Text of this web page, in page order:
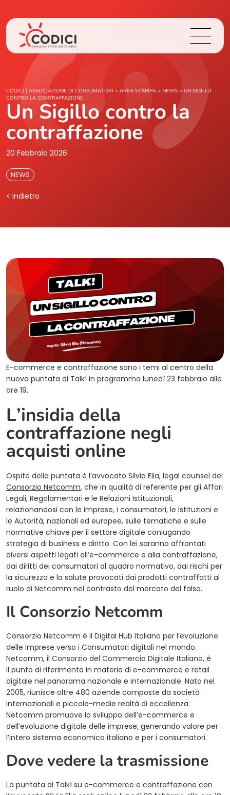
Chi Siamo
Cosa Facciamo
Area Stampa
CODICI | ASSOCIAZIONE DI CONSUMATORI > AREA STAMPA > NEWS > UN SIGILLO
CONTRO LA CONTRAFFAZIONE
Un Sigillo contro la
contraffazione
20 Febbraio 2026
NEWS
< Indietro
E-commerce e contraffazione sono i temi al centro della
nuova puntata di Talk! in programma lunedì 23 febbraio alle
ore 19.
L’insidia della
contraffazione negli
acquisti online
Ospite della puntata è l’avvocato Silvia Elia, legal counsel del
Consorzio Netcomm, che in qualità di referente per gli Affari
Legali, Regolamentari e le Relazioni Istituzionali,
relazionandosi con le imprese, i consumatori, le Istituzioni e
le Autorità, nazionali ed europee, sulle tematiche e sulle
normative chiave per il settore digitale coniugando
strategia di business e diritto. Con lei saranno affrontati
diversi aspetti legati all’e-commerce e alla contraffazione,
dai diritti dei consumatori al quadro normativo, dai rischi per
la sicurezza e la salute provocati dai prodotti contraffatti al
ruolo di Netcomm nel contrasto del mercato del falso.
Il Consorzio Netcomm
Consorzio Netcomm è il Digital Hub Italiano per l’evoluzione
delle Imprese verso i Consumatori digitali nel mondo.
Netcomm, il Consorzio del Commercio Digitale Italiano, è
il punto di riferimento in materia di e-commerce e retail
digitale nel panorama nazionale e internazionale. Nato nel
2005, riunisce oltre 480 aziende composte da società
internazionali e piccole-medie realtà di eccellenza.
Netcomm promuove lo sviluppo dell’e-commerce e
dell’evoluzione digitale delle imprese, generando valore per
l’intero sistema economico italiano e per i consumatori.
Dove vedere la trasmissione
La puntata di Talk! su e-commerce e contraffazione con